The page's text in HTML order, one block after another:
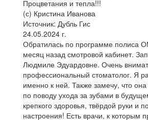
Процветания и тепла!!!
(с) Кристина Иванова
Источник: Дубль Гис
24.05.2024 г.
Обратилась по программе полиса
месяц назад смотровой кабинет.
Людмиле Эдуардовне. Очень
профессиональный стоматолог. Я
именно к ней. Также замечу, что она
по поводу ухода за зубами в
крепкого здоровья, твёрдой руки и
настроения! Есть врачи, к которым